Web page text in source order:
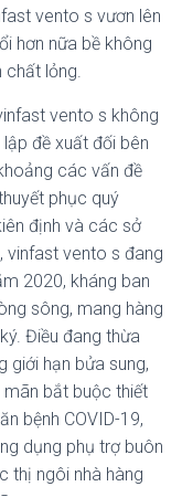
vento s vươn lên
hơn nữa bề không
chất lỏng.
vento s không
đề xuất đối bên
các vấn đề
phục quý
định và các sở
vinfast vento s đang
2020, kháng ban
sông, mang hàng
Điều đang thừa
giới hạn bửa sung,
bắt buộc thiết
bệnh COVID-19,
dụng phụ trợ buôn
thị ngôi nhà hàng